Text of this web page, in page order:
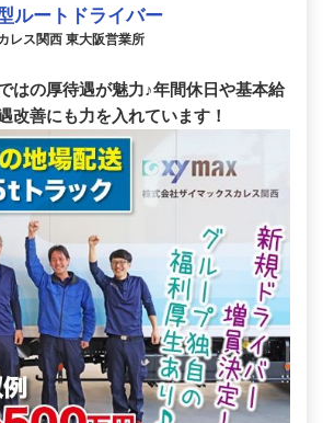
ルートドライバー
レス関西 東大阪営業所
はの厚待遇が魅力♪年間休日や基本給
改善にも力を入れています！